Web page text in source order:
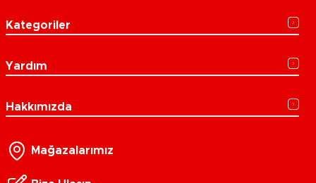
Kategoriler
Yardım
Hakkımızda
Mağazalarımız